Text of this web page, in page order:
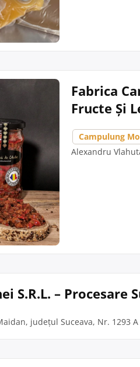
Fabrica
Fructe Și
Campulung
Alexandru
S.R.L. – Procesare
județul Suceava, Nr. 1293 A